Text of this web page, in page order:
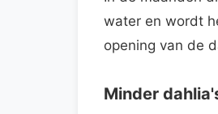
water en wordt
opening van de
Minder